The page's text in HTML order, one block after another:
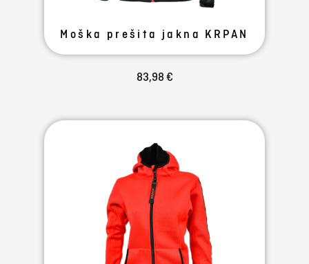
Moška prešita jakna KRPAN
83,98 €